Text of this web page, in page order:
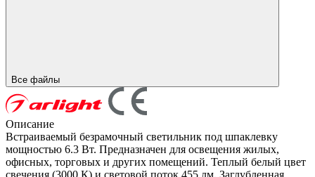
Все файлы
Описание
Встраиваемый безрамочный светильник под шпаклевку
мощностью 6.3 Вт. Предназначен для освещения жилых,
офисных, торговых и других помещений. Теплый белый цвет
свечения (3000 К) и световой поток 455 лм. Заглубленная